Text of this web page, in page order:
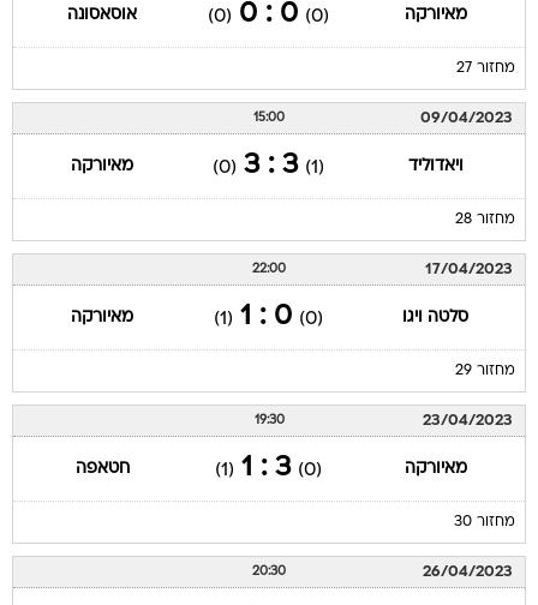
מאיורקה (0)
0 : 0
(0) אוסאסונה
מחזור 27
09/04/2023
15:00
ויאדוליד (1)
3 : 3
(0) מאיורקה
מחזור 28
17/04/2023
22:00
סלטה ויגו (0)
0 : 1
(1) מאיורקה
מחזור 29
23/04/2023
19:30
מאיורקה (0)
3 : 1
(1) חטאפה
מחזור 30
26/04/2023
20:30